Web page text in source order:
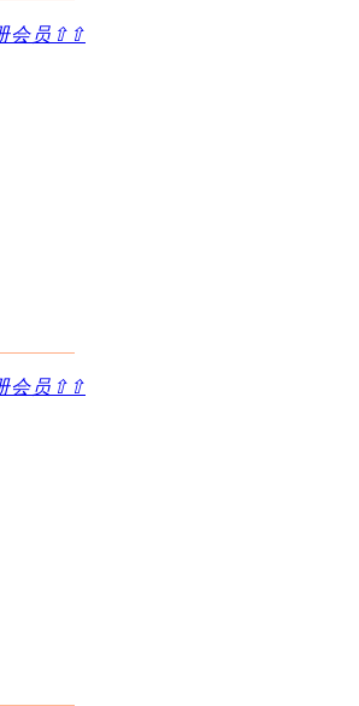
会员⇧⇧
会员⇧⇧